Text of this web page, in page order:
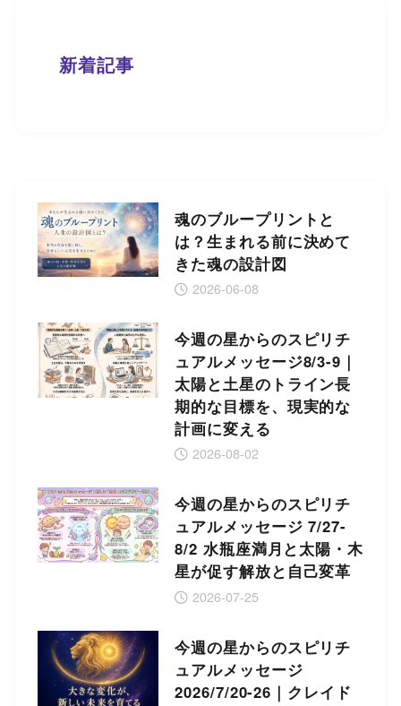
新着記事
魂のブループリントと
は？生まれる前に決めて
きた魂の設計図
2026-06-08
今週の星からのスピリチ
ュアルメッセージ8/3-9｜
太陽と土星のトライン長
期的な目標を、現実的な
計画に変える
2026-08-02
今週の星からのスピリチ
ュアルメッセージ 7/27-
8/2 水瓶座満月と太陽・木
星が促す解放と自己変革
2026-07-25
今週の星からのスピリチ
ュアルメッセージ
2026/7/20-26｜クレイド